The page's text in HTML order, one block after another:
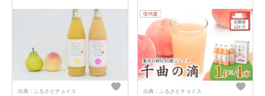
出典：ふるさとチョイス 出典：ふるさとチョイス